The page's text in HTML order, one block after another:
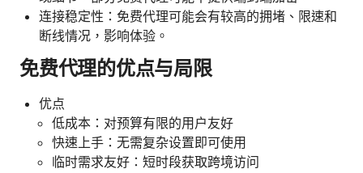
连接稳定性：免费代理可能会有较高的拥堵、限速和
断线情况，影响体验。
免费代理的优点与局限
优点
低成本：对预算有限的用户友好
快速上手：无需复杂设置即可使用
临时需求友好：短时段获取跨境访问